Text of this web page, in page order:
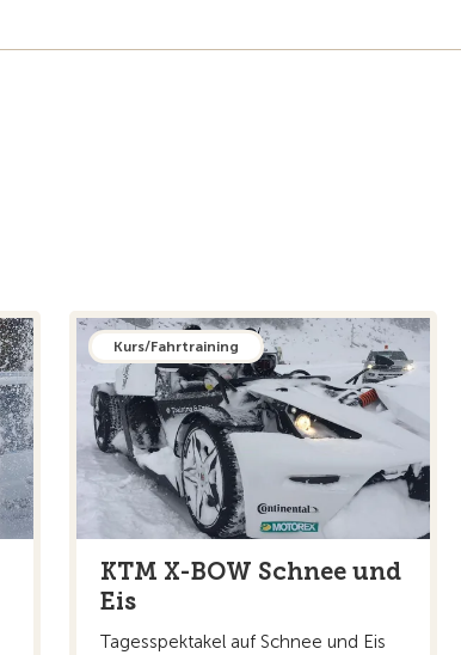
Kurs/Fahrtraining
KTM X-BOW Schnee und
Eis
Tagesspektakel auf Schnee und Eis